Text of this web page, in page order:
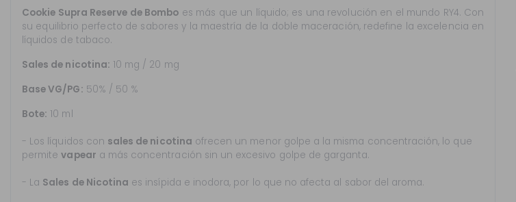
Cookie Supra Reserve de Bombo es más que un líquido; es una revolución en el mundo RY4. Con
su equilibrio perfecto de sabores y la maestría de la doble maceración, redefine la excelencia en
líquidos de tabaco.
Sales de nicotina: 10 mg / 20 mg
Base VG/PG: 50% / 50 %
Bote: 10 ml
- Los líquidos con sales de nicotina ofrecen un menor golpe a la misma concentración, lo que
permitevapear a más concentración sin un excesivo golpe de garganta.
- La Sales de Nicotina es insípida e inodora, por lo que no afecta al sabor del aroma.